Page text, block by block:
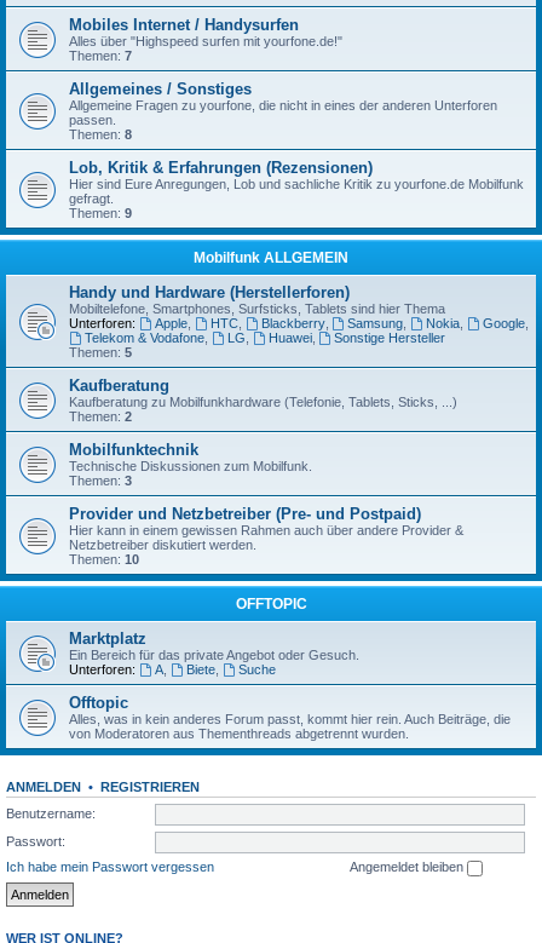
Mobiles Internet / Handysurfen
Alles über "Highspeed surfen mit yourfone.de!"
Themen: 7
Allgemeines / Sonstiges
Allgemeine Fragen zu yourfone, die nicht in eines der anderen Unterforen
passen.
Themen: 8
Lob, Kritik & Erfahrungen (Rezensionen)
Hier sind Eure Anregungen, Lob und sachliche Kritik zu yourfone.de Mobilfunk
gefragt.
Themen: 9
Mobilfunk ALLGEMEIN
Handy und Hardware (Herstellerforen)
Mobiltelefone, Smartphones, Surfsticks, Tablets sind hier Thema
Unterforen:
Apple, HTC, Blackberry, Samsung Nokia Google
Telekom & Vodafone, LG Huawei,
Sonstige Hersteller
Themen: 5
Kaufberatung
Kaufberatung zu Mobilfunkhardware (Telefonie, Tablets, Sticks, ...)
Themen: 2
Mobilfunktechnik
Technische Diskussionen zum Mobilfunk.
Themen: 3
Provider und Netzbetreiber (Pre- und Postpaid)
Hier kann in einem gewissen Rahmen auch über andere Provider &
Netzbetreiber diskutiert werden.
Themen: 10
OFFTOPIC
Marktplatz
Ein Bereich für das private Angebot oder Gesuch.
Unterforen:
A, Biete, Suche
Offtopic
Alles, was in kein anderes Forum passt, kommt hier rein. Auch Beiträge, die
von Moderatoren aus Thementhreads abgetrennt wurden.
ANMELDEN • REGISTRIEREN
Benutzername:
Passwort:
Ich habe mein Passwort vergessen
Angemeldet bleiben
WER IST ONLINE?